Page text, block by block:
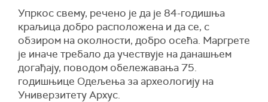
Упркос свему, речено је да је 84-годишња
краљица добро расположена и да се, с
обзиром на околности, добро осећа. Маргрете
је иначе требало да учествује на данашњем
догађају, поводом обележавања 75.
годишњице Одељења за археологију на
Универзитету Архус.